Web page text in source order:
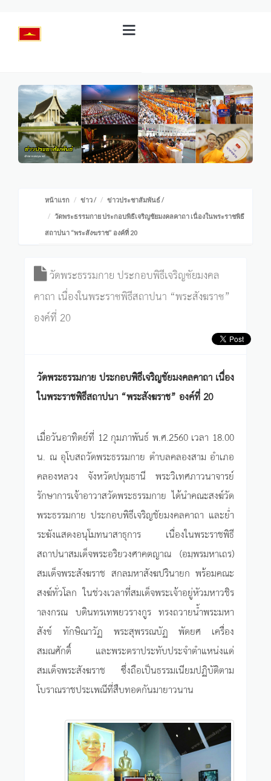
หน้าแรก ข่าว/ ข่าวประชาสัมพันธ์/
วัดพระธรรมกาย ประกอบพิธีเจริญชัยมงคลคาถา เนื่องในพระราชพิธี
สถาปนา “พระสังฆราช” องค์ที่ 20
วัดพระธรรมกาย ประกอบพิธีเจริญชัยมงคล
คาถา เนื่องในพระราชพิธีสถาปนา “พระสังฆราช”
องค์ที่ 20
วัดพระธรรมกาย ประกอบพิธีเจริญชัยมงคลคาถา เนื่อง
ในพระราชพิธีสถาปนา “พระสังฆราช” องค์ที่ 20
เมื่อวันอาทิตย์ที่ 12 กุมภาพันธ์ พ.ศ.2560 เวลา 18.00
น. ณ อุโบสถวัดพระธรรมกาย ตำบลคลองสาม อำเภอ
คลองหลวง จังหวัดปทุมธานี พระวิเทศภาวนาจารย์
รักษาการเจ้าอาวาสวัดพระธรรมกาย ได้นำคณะสงฆ์วัด
พระธรรมกาย ประกอบพิธีเจริญชัยมงคลคาถา และย่ำ
ระฆังแสดงอนุโมทนาสาธุการ เนื่องในพระราชพิธี
สถาปนาสมเด็จพระอริยวงศาคตญาณ (อมฺพรมหาเถร)
สมเด็จพระสังฆราช สกลมหาสังฆปรินายก พร้อมคณะ
สงฆ์ทั่วโลก ในช่วงเวลาที่สมเด็จพระเจ้าอยู่หัวมหาวชิร
าลงกรณ บดินทรเทพยวรางกูร ทรงถวายน้ำพระมหา
สังข์ ทักษิณาวัฏ พระสุพรรณบัฏ พัดยศ เครื่อง
สมณศักดิ์ และพระตราประทับประจำตำแหน่งแด่
สมเด็จพระสังฆราช ซึ่งถือเป็นธรรมเนียมปฏิบัติตาม
โบราณราชประเพณีที่สืบทอดกันมายาวนาน